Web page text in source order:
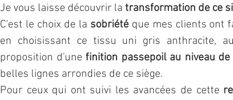
Je vous laisse découvrir la transformation de ce
C'est le choix de la sobriété que mes clients ont
en choisissant ce tissu uni gris anthracite,
proposition d'une finition passepoil au niveau
belles lignes arrondies de ce siège.
Pour ceux qui ont suivi les avancées de cette